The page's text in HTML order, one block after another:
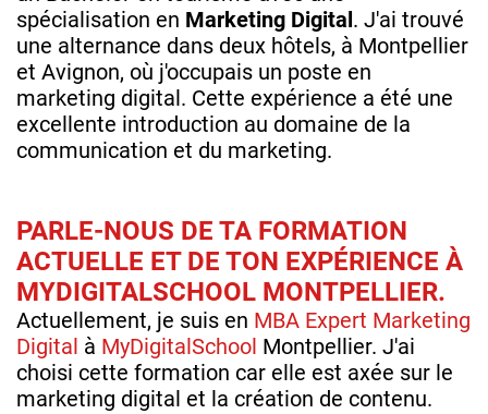
spécialisation en Marketing Digital. J'ai trouvé
une alternance dans deux hôtels, à Montpellier
et Avignon, où j'occupais un poste en
marketing digital. Cette expérience a été une
excellente introduction au domaine de la
communication et du marketing.
PARLE-NOUS DE TA FORMATION
ACTUELLE ET DE TON EXPÉRIENCE À
MYDIGITALSCHOOL MONTPELLIER.
Actuellement, je suis en MBA Expert Marketing
Digital à MyDigitalSchool Montpellier. J'ai
choisi cette formation car elle est axée sur le
marketing digital et la création de contenu.